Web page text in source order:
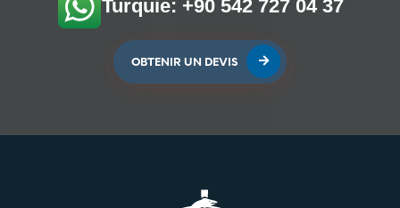
Turquie: +90 542 727 04 37
OBTENIR UN DEVIS